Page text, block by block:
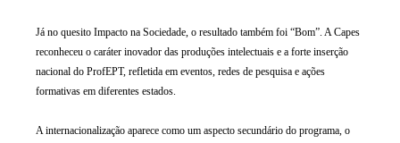
Já no quesito Impacto na Sociedade, o resultado também foi “Bom”. A Capes
reconheceu o caráter inovador das produções intelectuais e a forte inserção
nacional do ProfEPT, refletida em eventos, redes de pesquisa e ações
formativas em diferentes estados.
A internacionalização aparece como um aspecto secundário do programa, o